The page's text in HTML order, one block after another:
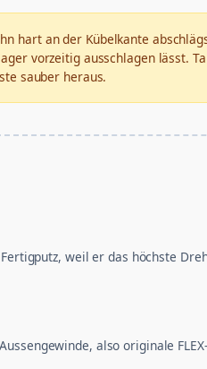
hart an der Kübelkante
vorzeitig ausschlagen lässt.
sauber heraus.
weil er das höchste
also originale